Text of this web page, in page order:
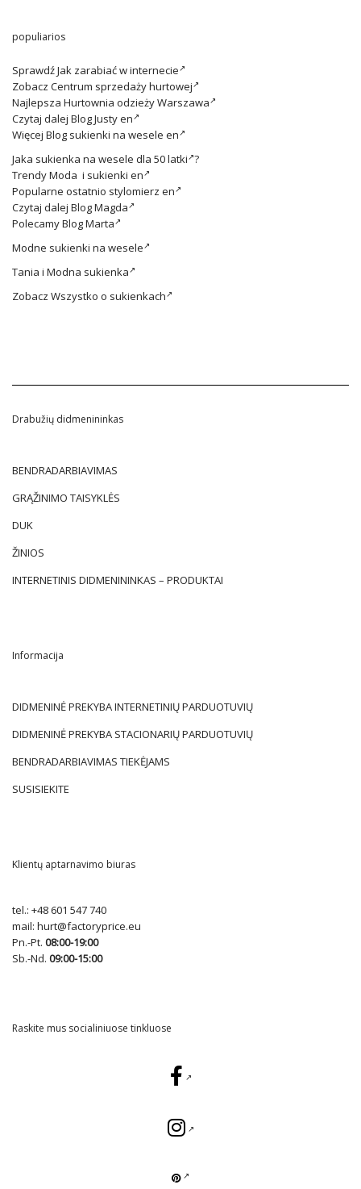
populiarios
SprawdźJak zarabiać w internecie
Zobacz Centrum sprzedaży hurtowej
Najlepsza Hurtownia odzieży Warszawa
Czytaj dalej Blog Justy en
Więcej Blog sukienki na wesele en
Jaka sukienka na wesele dla 50 latki ?
TrendyModa i sukienki en
Popularne ostatnio stylomierz en
Czytaj dalej Blog Magda
PolecamyBlog Marta
Modne sukienki na wesele
Tania i Modna sukienka
Zobacz Wszystko o sukienkach
Drabužių didmenininkas
BENDRADARBIAVIMAS
GRĄŽINIMO TAISYKLĖS
DUK
ŽINIOS
INTERNETINIS DIDMENININKAS – PRODUKTAI
Informacija
DIDMENINĖ PREKYBA INTERNETINIŲ PARDUOTUVIŲ
DIDMENINĖ PREKYBA STACIONARIŲ PARDUOTUVIŲ
BENDRADARBIAVIMAS TIEKĖJAMS
SUSISIEKITE
Klientų aptarnavimo biuras
tel.: +48 601 547 740
mail: hurt@factoryprice.eu
Pn.-Pt. 08:00-19:00
Sb.-Nd. 09:00-15:00
Raskite mus socialiniuose tinkluose